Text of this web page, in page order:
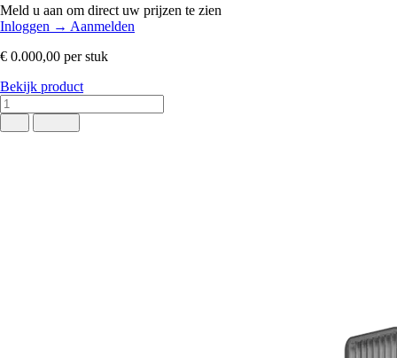
Meld u aan om direct uw prijzen te zien
Inloggen → Aanmelden
€ 0.000,00 per stuk
Bekijk product